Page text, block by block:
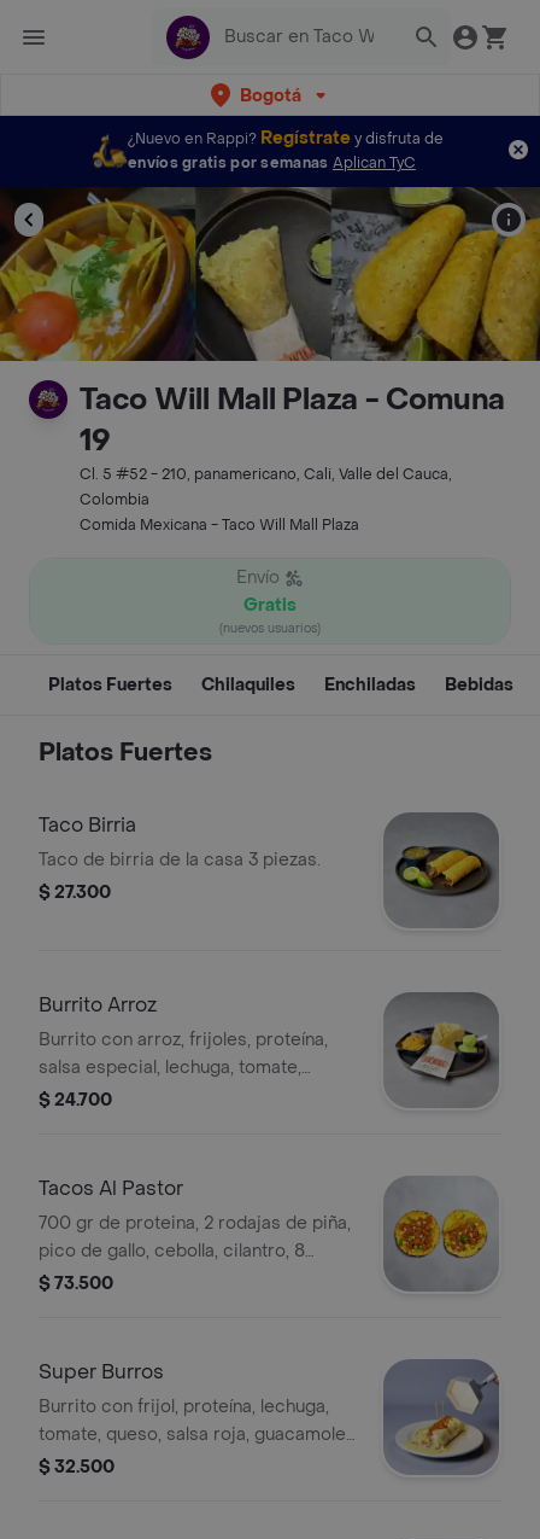
Bogotá
¿Nuevo en Rappi? Regístratey disfruta de
envíos gratis por semanas Aplican TyC
Taco Will Mall Plaza - Comuna
19
Cl. 5 #52 - 210, panamericano, Cali, Valle del Cauca,
Colombia
Comida Mexicana - Taco Will Mall Plaza
Envío
Gratis
(nuevos usuarios)
Platos Fuertes Chilaquiles Enchiladas Bebidas
Platos Fuertes
Taco Birria
Taco de birria de la casa 3 piezas.
$ 27.300
Burrito Arroz
Burrito con arroz, frijoles, proteína,
salsa especial, lechuga, tomate,
queso y guacamole de la casa.
$ 24.700
Tacos Al Pastor
700 gr de proteina, 2 rodajas de piña,
pico de gallo, cebolla, cilantro, 8
tortillas de maiz
$ 73.500
Super Burros
Burrito con frijol, proteína, lechuga,
tomate, queso, salsa roja, guacamole
y salsa will.
$ 32.500